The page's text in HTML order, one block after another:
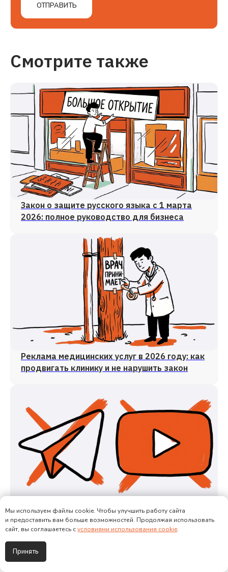
ОТПРАВИТЬ
Смотрите также
Закон о защите русского языка с 1 марта
2026: полное руководство для бизнеса
Реклама медицинских услуг в 2026 году: как
продвигать клинику и не нарушить закон
Реклама в YouTube и Telegram в 2026 году:
что запрещено, кому грозит штраф и что
делать бизнесу
Мы используем файлы cookie. Чтобы улучшить работу сайта
и предоставить вам больше возможностей. Продолжая использовать
сайт, вы соглашаетесь сусловиями использования cookie.
Принять